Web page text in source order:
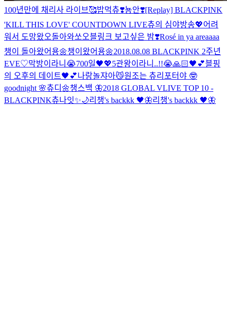
100년만에 채리사 라이브🥰밥먹츄❣️뇽안❣️[Replay] BLACKPINK
'KILL THIS LOVE' COUNTDOWN LIVE츄의 심야방송💖어려
워서 도망왔오돌아와쏘오블링크 보고싶은 밤❣️Rosé in ya areaaaa
챙이 돌아왔어용🌼챙이왔어용🌼2018.08.08 BLACKPINK 2주년
EVE♡막방이라니😭700일🖤💖5관왕이라니..!!😭🙏🏻🖤💕블핑
의 오후의 데이트🖤💕나랑놀쟈아😼원조는 츄리포터야 🤓
goodnight 🌸츄디🌼챙스백 🦋2018 GLOBAL VLIVE TOP 10 -
BLACKPINK츄나잇✨🌙리챙's backkk 🖤🦋리챙's backkk 🖤🦋